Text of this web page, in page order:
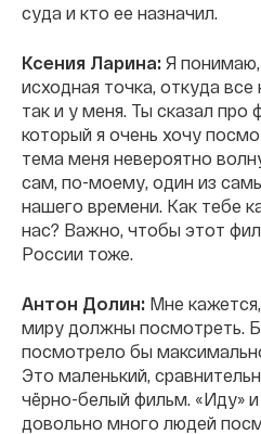
суда и кто ее назначил.
Ксения Ларина: Я
исходная точка, откуда все
так и у меня. Ты сказал про
который я очень хочу
тема меня невероятно
сам, по-моему, один из
нашего времени. Как тебе
нас? Важно, чтобы этот
России тоже.
Антон Долин: Мне
миру должны посмотреть.
посмотрело бы
Это маленький,
чёрно-белый фильм. «Иду»
довольно много людей